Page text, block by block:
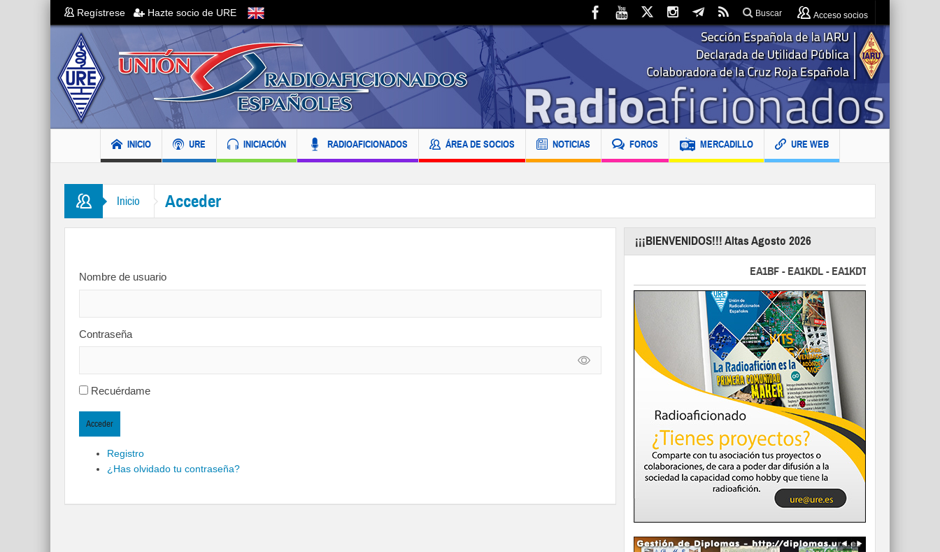
Regístrese Hazte socio de URE Buscar Acceso socios
INICIO URE INICIACIÓN RADIOAFICIONADOS ÁREA DE SOCIOS NOTICIAS FOROS MERCADILLO URE WEB
Inicio Acceder
Nombre de usuario
Contraseña
Recuérdame
Acceder
Registro
¿Has olvidado tu contraseña?
¡¡¡BIENVENIDOS!!! Altas Agosto 2026
EA1BF - EA1KDL - EA1KDT - EA2FBJ - EA2FJU